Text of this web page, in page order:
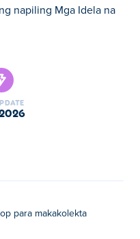
napiling Mga Idela na
2026
para makakolekta